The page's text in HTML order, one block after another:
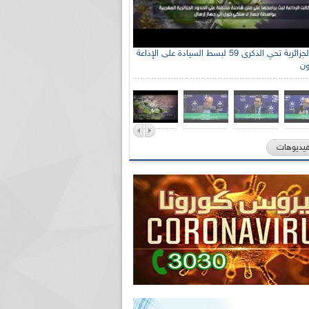
الإذاعة الجزائرية تحي الذكرى 59 لبسط السيادة على الإذاعة